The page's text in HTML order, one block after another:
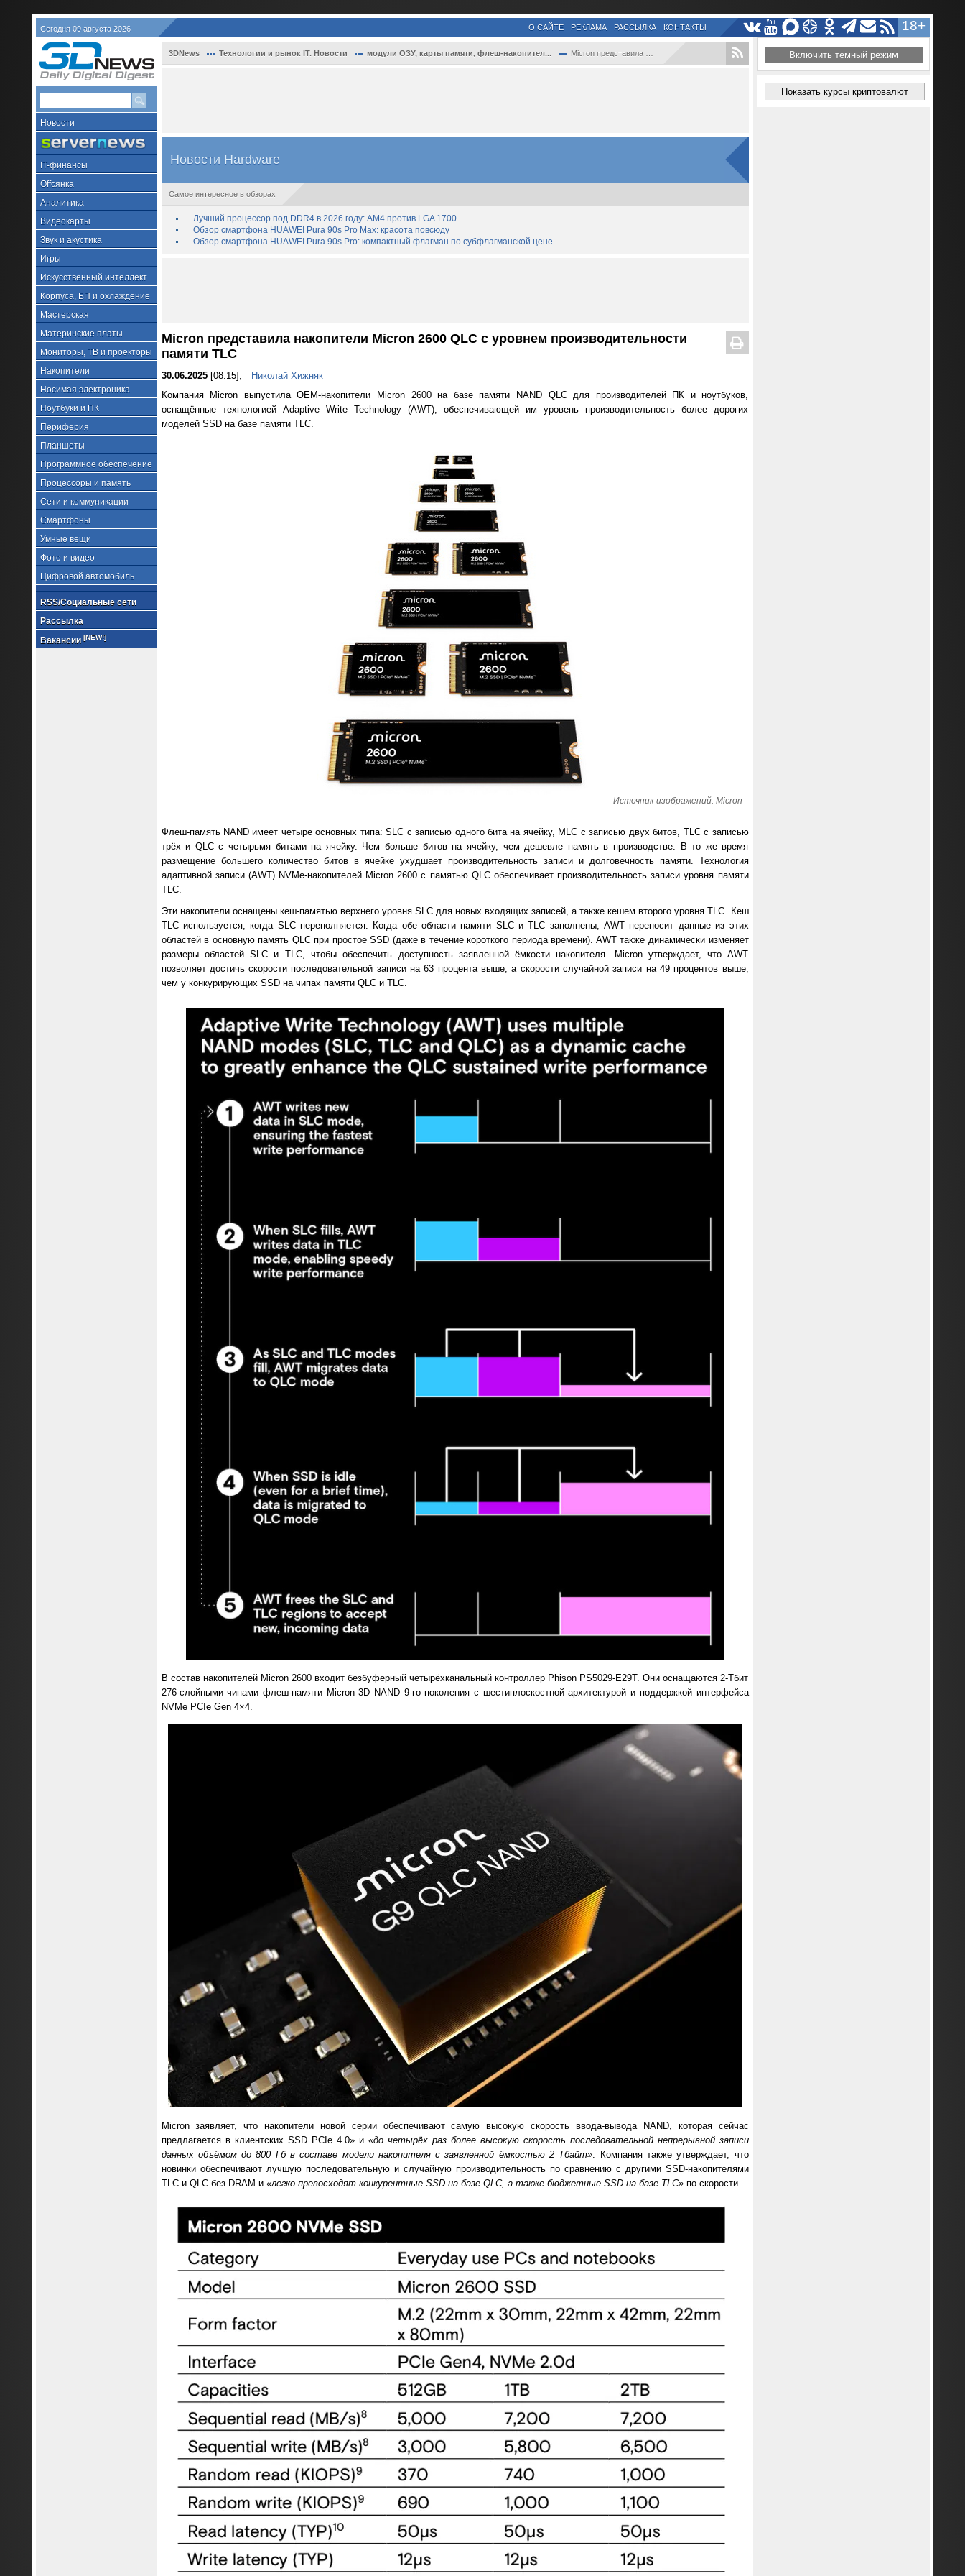
Сегодня 09 августа 2026 18+
О САЙТЕ РЕКЛАМА РАССЫЛКА КОНТАКТЫ
Новости
IT-финансы
Offсянка
Аналитика
Видеокарты
Звук и акустика
Игры
Искусственный интеллект
Корпуса, БП и охлаждение
Мастерская
Материнские платы
Мониторы, ТВ и проекторы
Накопители
Носимая электроника
Ноутбуки и ПК
Периферия
Планшеты
Программное обеспечение
Процессоры и память
Сети и коммуникации
Смартфоны
Умные вещи
Фото и видео
Цифровой автомобиль
RSS/Социальные сети
Рассылка
Вакансии [NEW!]
3DNews Технологии и рынок IT. Новости модули ОЗУ, карты памяти, флеш-накопител... Micron представила накопители Micron 260...
Новости Hardware
Самое интересное в обзорах
Лучший процессор под DDR4 в 2026 году: AM4 против LGA 1700
Обзор смартфона HUAWEI Pura 90s Pro Max: красота повсюду
Обзор смартфона HUAWEI Pura 90s Pro: компактный флагман по субфлагманской цене
Micron представила накопители Micron 2600 QLC с уровнем производительности
памяти TLC
30.06.2025[08:15],
Николай Хижняк
Компания Micron выпустила OEM-накопители Micron 2600 на базе памяти NAND QLC для производителей ПК и ноутбуков,
оснащённые технологией Adaptive Write Technology (AWT), обеспечивающей им уровень производительность более дорогих
моделей SSD на базе памяти TLC.
Источник изображений: Micron
Флеш-память NAND имеет четыре основных типа: SLC с записью одного бита на ячейку, MLC с записью двух битов, TLC с записью
трёх и QLC с четырьмя битами на ячейку. Чем больше битов на ячейку, чем дешевле память в производстве. В то же время
размещение большего количество битов в ячейке ухудшает производительность записи и долговечность памяти. Технология
адаптивной записи (AWT) NVMe-накопителей Micron 2600 с памятью QLC обеспечивает производительность записи уровня памяти
TLC.
Эти накопители оснащены кеш-памятью верхнего уровня SLC для новых входящих записей, а также кешем второго уровня TLC. Кеш
TLC используется, когда SLC переполняется. Когда обе области памяти SLC и TLC заполнены, AWT переносит данные из этих
областей в основную память QLC при простое SSD (даже в течение короткого периода времени). AWT также динамически изменяет
размеры областей SLC и TLC, чтобы обеспечить доступность заявленной ёмкости накопителя. Micron утверждает, что AWT
позволяет достичь скорости последовательной записи на 63 процента выше, а скорости случайной записи на 49 процентов выше,
чем у конкурирующих SSD на чипах памяти QLC и TLC.
В состав накопителей Micron 2600 входит безбуферный четырёхканальный контроллер Phison PS5029-E29T. Они оснащаются 2-Тбит
276-слойными чипами флеш-памяти Micron 3D NAND 9-го поколения c шестиплоскостной архитектурой и поддержкой интерфейса
NVMe PCIe Gen 4×4.
Micron заявляет, что накопители новой серии обеспечивают самую высокую скорость ввода-вывода NAND, которая сейчас
предлагается в клиентских SSD PCIe 4.0» и «до четырёх раз более высокую скорость последовательной непрерывной записи
данных объёмом до 800 Гб в составе модели накопителя с заявленной ёмкостью 2 Тбайт». Компания также утверждает, что
новинки обеспечивают лучшую последовательную и случайную производительность по сравнению с другими SSD-накопителями
TLC и QLC без DRAM и «легко превосходят конкурентные SSD на базе QLC, а также бюджетные SSD на базе TLC»по скорости.
Включить темный режим
Показать курсы криптовалют